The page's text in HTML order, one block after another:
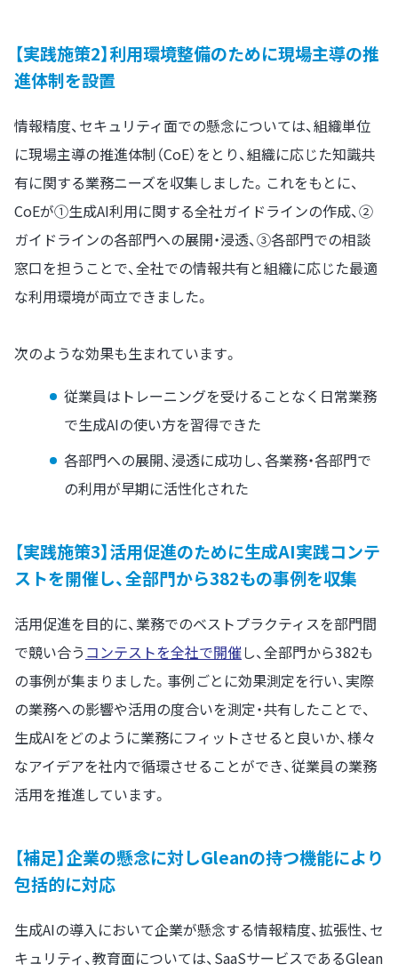
【実践施策2】利用環境整備のために現場主導の推
進体制を設置
情報精度、セキュリティ面での懸念については、組織単位
に現場主導の推進体制（CoE）をとり、組織に応じた知識共
有に関する業務ニーズを収集しました。これをもとに、
CoEが①生成AI利用に関する全社ガイドラインの作成、②
ガイドラインの各部門への展開・浸透、③各部門での相談
窓口を担うことで、全社での情報共有と組織に応じた最適
な利用環境が両立できました。
次のような効果も生まれています。
従業員はトレーニングを受けることなく日常業務
で生成AIの使い方を習得できた
各部門への展開、浸透に成功し、各業務・各部門で
の利用が早期に活性化された
【実践施策3】活用促進のために生成AI実践コンテ
ストを開催し、全部門から382もの事例を収集
活用促進を目的に、業務でのベストプラクティスを部門間
で競い合う コンテストを全社で開催し、全部門から382も
の事例が集まりました。事例ごとに効果測定を行い、実際
の業務への影響や活用の度合いを測定・共有したことで、
生成AIをどのように業務にフィットさせると良いか、様々
なアイデアを社内で循環させることができ、従業員の業務
活用を推進しています。
【補足】企業の懸念に対しGleanの持つ機能により
包括的に対応
生成AIの導入において企業が懸念する情報精度、拡張性、セ
キュリティ、教育面については、SaaSサービスであるGlean